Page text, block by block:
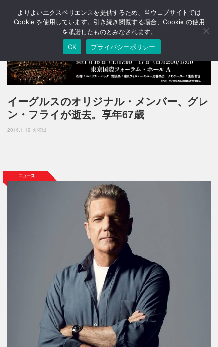
T
o
a
v
i
g
o
イーグルスのオリジナル・メンバー、グレ
ン・フライが逝去。享年67歳
2016.1.19 火曜日
よりよいエクスペリエンスを提供するため、当ウェブサイトでは
Cookie を使用しています。引き続き閲覧する場合、Cookie の使用
を承諾したものとみなされます。
OK
プライバシーポリシー